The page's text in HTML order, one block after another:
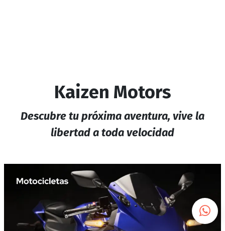
Kaizen Motors
Descubre tu próxima aventura, vive la
libertad a toda velocidad